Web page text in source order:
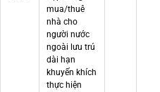
mua/thuê
nhà cho
người nước
ngoài lưu trú
dài hạn
khuyến khích
thực hiện